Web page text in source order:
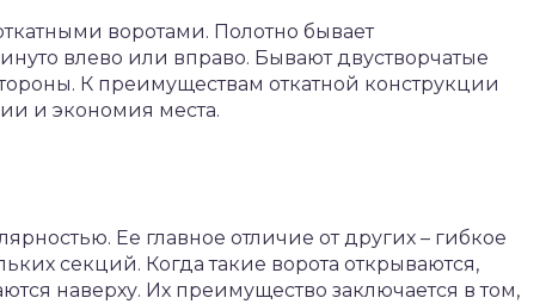
воротами. Полотно бывает
влево или вправо. Бывают двустворчатые
К преимуществам откатной конструкции
и экономия места.
Ее главное отличие от других – гибкое
секций. Когда такие ворота открываются,
наверху. Их преимущество заключается в том,